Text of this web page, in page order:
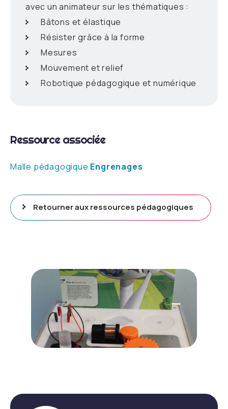
avec un animateur sur les thématiques :
Bâtons et élastique
Résister grâce à la forme
Mesures
Mouvement et relief
Robotique pédagogique et numérique
Ressource associée
Malle pédagogique Engrenages
Retourner aux ressources pédagogiques